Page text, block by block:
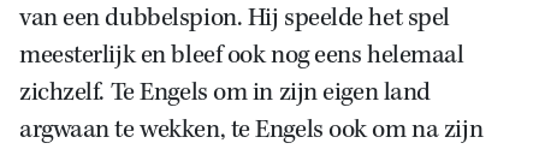
van een dubbelspion. Hij speelde het spel
meesterlijk en bleef ook nog eens helemaal
zichzelf. Te Engels om in zijn eigen land
argwaan te wekken, te Engels ook om na zijn